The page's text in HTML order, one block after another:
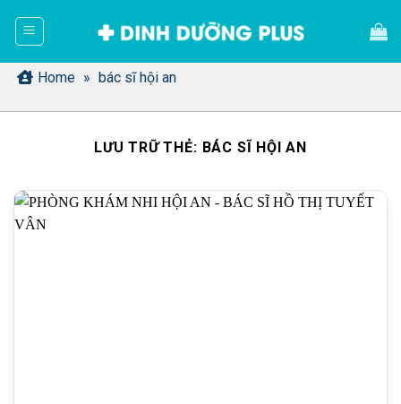
dung Home » bác sĩ hội an
LƯU TRỮ THẺ: BÁC SĨ HỘI AN